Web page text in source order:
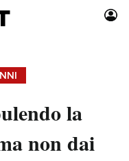
la
non dai